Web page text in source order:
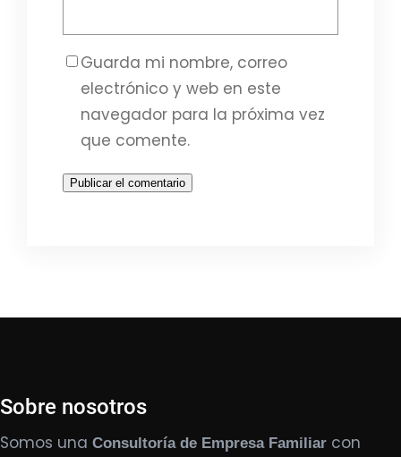
Guarda mi nombre, correo
electrónico y web en este
navegador para la próxima vez
que comente.
Sobre nosotros
Somos una Consultoría de Empresa Familiar con